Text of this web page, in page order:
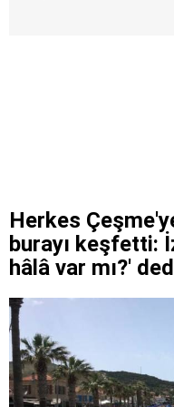
Herkes
burayı keşfetti:
hâlâ var mı?'